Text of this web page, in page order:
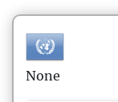
None